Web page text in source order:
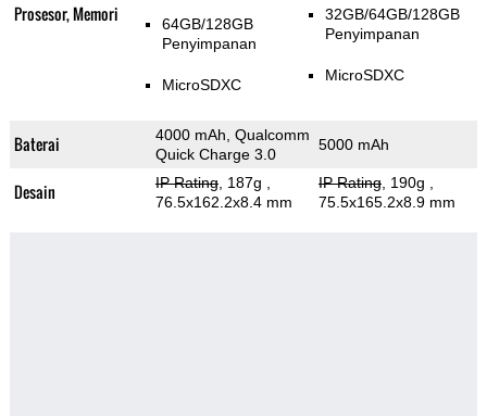
Prosesor, Memori
64GB/128GB
Penyimpanan
MicroSDXC
32GB/64GB/128GB
Penyimpanan
MicroSDXC
Baterai
4000 mAh, Qualcomm
Quick Charge 3.0
5000 mAh
Desain IP Rating, 187g
76.5x162.2x8.4 mm
IP Rating, 190g
75.5x165.2x8.9 mm